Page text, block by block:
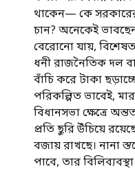
থাকেন— কে
চান? অনেকেই
বেরোনো যায়,
ধনী রাজনৈতিক দল
বাঁচি করে টাকা
পরিকল্পিত ভাবেই,
বিধানসভা ক্ষেত্রে
প্রতি ছুরি উঁচিয়ে
বজায় রাখছে। নানা
পাবে, তার